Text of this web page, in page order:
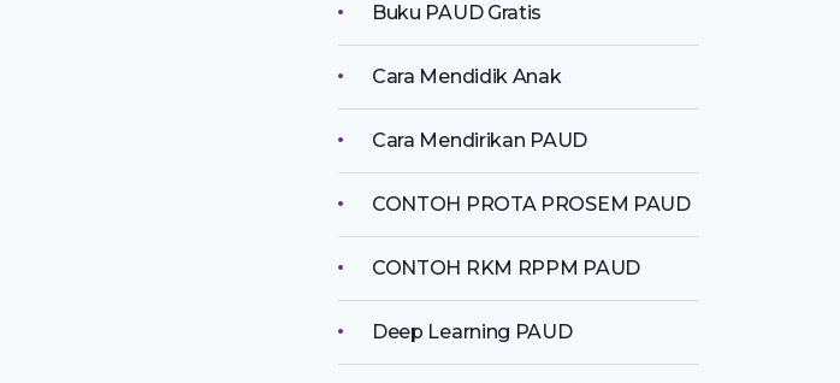
Buku PAUD Gratis
Cara Mendidik Anak
Cara Mendirikan PAUD
CONTOH PROTA PROSEM PAUD
CONTOH RKM RPPM PAUD
Deep Learning PAUD